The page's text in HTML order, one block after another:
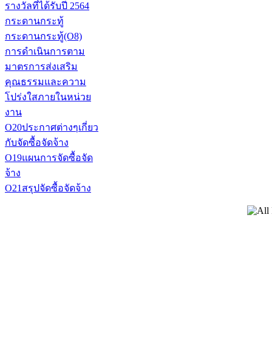
รางวัลที่ได้รับปี 2564
กระดานกระทู้
กระดานกระทู้(O8)
การดำเนินการตาม
มาตรการส่งเสริม
คุณธรรมและความ
โปร่งใสภายในหน่วย
งาน
O20ประกาศต่างๆเกี่ยว
กับจัดซื้อจัดจ้าง
O19แผนการจัดซื้อจัด
จ้าง
O21สรุปจัดซื้อจัดจ้าง